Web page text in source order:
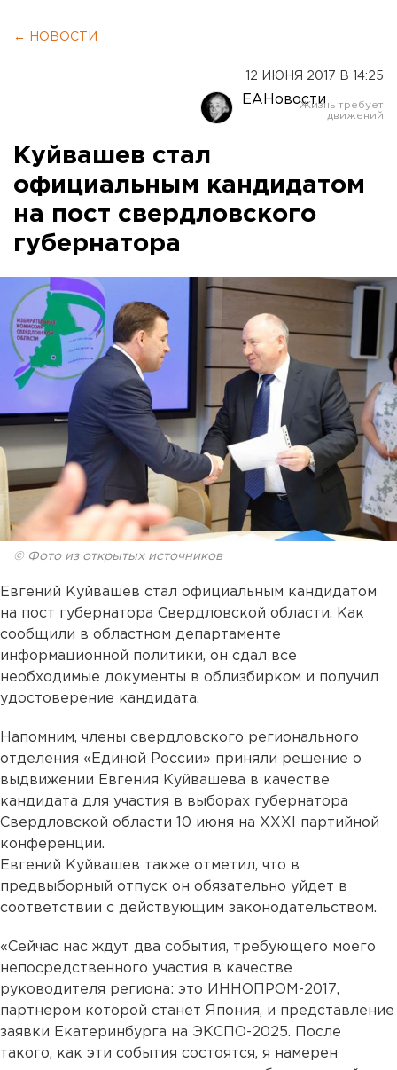
← НОВОСТИ
12 ИЮНЯ 2017 В 14:25
ЕАНовости
Куйвашев стал
официальным кандидатом
на пост свердловского
губернатора
© Фото из открытых источников
Евгений Куйвашев стал официальным кандидатом
на пост губернатора Свердловской области. Как
сообщили в областном департаменте
информационной политики, он сдал все
необходимые документы в облизбирком и получил
удостоверение кандидата.
Напомним, члены свердловского регионального
отделения «Единой России» приняли решение о
выдвижении Евгения Куйвашева в качестве
кандидата для участия в выборах губернатора
Свердловской области 10 июня на XXXI партийной
конференции.
Евгений Куйвашев также отметил, что в
предвыборный отпуск он обязательно уйдет в
соответствии с действующим законодательством.
«Сейчас нас ждут два события, требующего моего
непосредственного участия в качестве
руководителя региона: это ИННОПРОМ-2017,
партнером которой станет Япония, и представление
заявки Екатеринбурга на ЭКСПО-2025. После
такого, как эти события состоятся, я намерен